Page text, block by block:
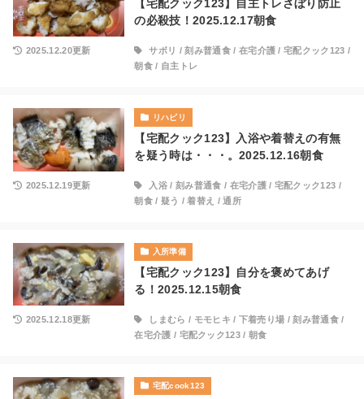
【宅配クック123】自主トレさぼり防止
の必殺技！2025.12.17朝食
2025.12.20更新 サボリ /刻み普通食/ 在宅介護 /宅配クック123 /
朝食/ 自主トレ
リハビリ
【宅配クック123】入浴や着替えの有無
を疑う時は・・・。2025.12.16朝食
2025.12.19更新 入浴 / 刻み普通食 / 在宅介護/ 宅配クック123 /
朝食/ 疑う /着替え /通所
入所準備
【宅配クック123】自分を褒めてあげ
る！2025.12.15朝食
2025.12.18更新 しまむら / モモヒキ / 下着売り場 /刻み普通食 /
在宅介護 / 宅配クック123 /朝食
宅配cook123